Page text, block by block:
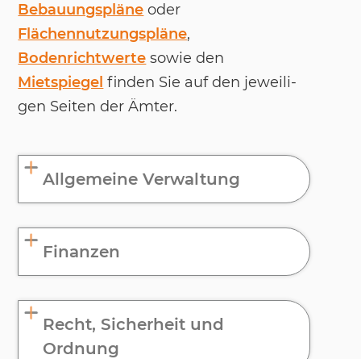
Bebauungspläne oder
Flächennutzungspläne,
Bodenrichtwerte so­wie den
Mietspiegel fin­den Sie auf den je­wei­li­
gen Sei­ten der Ämter.
Allgemeine Verwaltung
Finanzen
Recht, Sicherheit und
Ordnung